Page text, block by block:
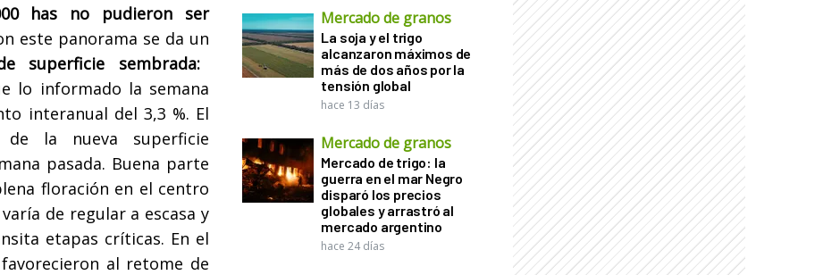
has no pudieron ser
este panorama se da un
superficie sembrada:
lo informado la semana
interanual del 3,3 %. El
la nueva superficie
pasada. Buena parte
floración en el centro
varía de regular a escasa y
etapas críticas. En el
al retome de
Mercado de granos
La soja y el trigo
alcanzaron máximos de
más de dos años por la
tensión global
hace 13 días
Mercado de granos
Mercado de trigo: la
guerra en el mar Negro
disparó los precios
globales y arrastró al
mercado argentino
hace 24 días